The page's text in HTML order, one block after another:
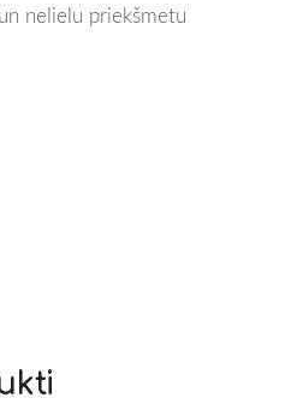
nelielu priekšmetu